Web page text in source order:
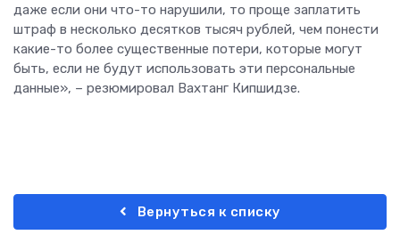
даже если они что-то нарушили, то проще заплатить
штраф в несколько десятков тысяч рублей, чем понести
какие-то более существенные потери, которые могут
быть, если не будут использовать эти персональные
данные», – резюмировал Вахтанг Кипшидзе.
Вернуться к списку